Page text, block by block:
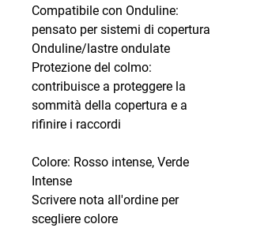
Compatibile con Onduline:
pensato per sistemi di copertura
Onduline/lastre ondulate
Protezione del colmo:
contribuisce a proteggere la
sommità della copertura e a
rifinire i raccordi
Colore: Rosso intense, Verde
Intense
Scrivere nota all'ordine per
scegliere colore